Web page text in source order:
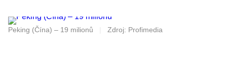
Peking (Čína) – 19 milionů Zdroj: Profimedia